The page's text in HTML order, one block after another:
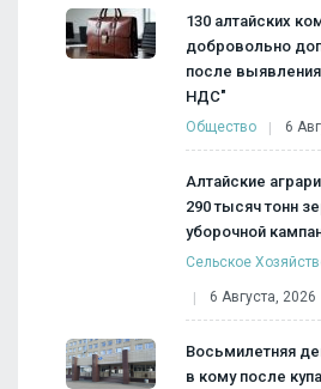
130 алтайских
добровольно
после
НДС"
Общество 6
Алтайские
290 тысяч тонн
уборочной
Сельское
6 Августа, 2026
Восьмилетняя
в кому после